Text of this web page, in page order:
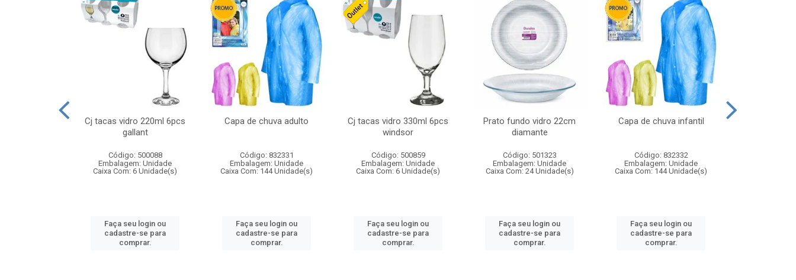
Cj tacas vidro 220ml 6pcs
gallant
Código: 500088
Embalagem: Unidade
Caixa Com: 6 Unidade(s)
Faça seu login ou
cadastre-se para
comprar.
Capa de chuva adulto
Código: 832331
Embalagem: Unidade
Caixa Com: 144 Unidade(s)
Faça seu login ou
cadastre-se para
comprar.
Cj tacas vidro 330ml 6pcs
windsor
Código: 500859
Embalagem: Unidade
Caixa Com: 6 Unidade(s)
Faça seu login ou
cadastre-se para
comprar.
Prato fundo vidro 22cm
diamante
Código: 501323
Embalagem: Unidade
Caixa Com: 24 Unidade(s)
Faça seu login ou
cadastre-se para
comprar.
Capa de chuva infantil
Código: 832332
Embalagem: Unidade
Caixa Com: 144 Unidade(s)
Faça seu login ou
cadastre-se para
comprar.